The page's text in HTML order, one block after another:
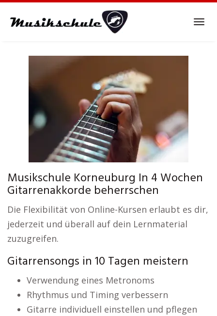
Musikschule Korneuburg In 4 Wochen
Gitarrenakkorde beherrschen
Die Flexibilität von Online-Kursen erlaubt es dir,
jederzeit und überall auf dein Lernmaterial
zuzugreifen.
Gitarrensongs in 10 Tagen meistern
Verwendung eines Metronoms
Rhythmus und Timing verbessern
Gitarre individuell einstellen und pflegen